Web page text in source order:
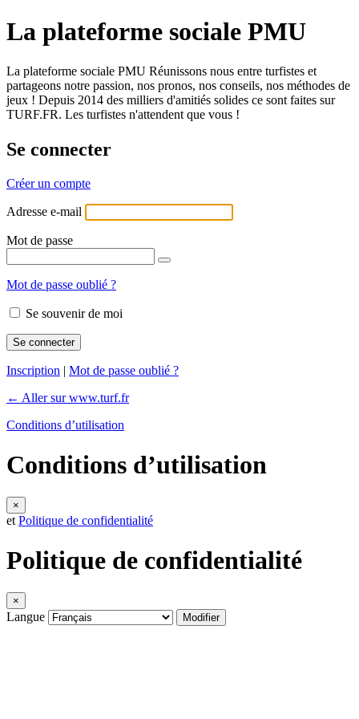
La plateforme sociale PMU
La plateforme sociale PMU Réunissons nous entre turfistes et
partageons notre passion, nos pronos, nos conseils, nos méthodes de
jeux ! Depuis 2014 des milliers d'amitiés solides ce sont faites sur
TURF.FR. Les turfistes n'attendent que vous !
Se connecter
Créer un compte
Adresse e-mail
Mot de passe
Mot de passe oublié ?
Se souvenir de moi
Inscription | Mot de passe oublié ?
← Aller sur www.turf.fr
Conditions d’utilisation
Conditions d’utilisation
×
et Politique de confidentialité
Politique de confidentialité
×
Langue